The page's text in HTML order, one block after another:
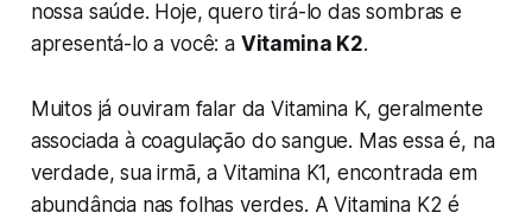
nossa saúde. Hoje, quero tirá-lo das sombras e
apresentá-lo a você: a Vitamina K2.
Muitos já ouviram falar da Vitamina K, geralmente
associada à coagulação do sangue. Mas essa é, na
verdade, sua irmã, a Vitamina K1, encontrada em
abundância nas folhas verdes. A Vitamina K2 é